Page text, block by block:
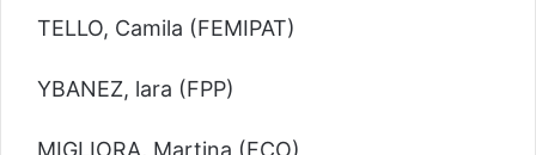
TELLO, Camila (FEMIPAT)
YBANEZ, lara (FPP)
MIGLIORA, Martina (FCO)